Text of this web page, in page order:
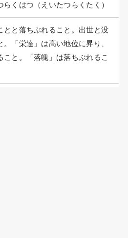
らくはつ（えいたつらくたく）
とと落ちぶれること。出世と没
。「栄達」は高い地位に昇り、
こと。「落魄」は落ちぶれるこ